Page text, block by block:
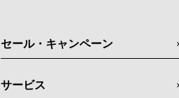
セール・キャンペーン
サービス